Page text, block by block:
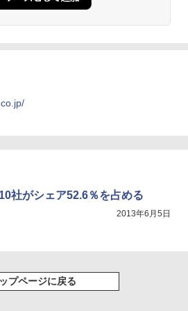
社がシェア52.6％を占める
2013年6月5日
プページに戻る